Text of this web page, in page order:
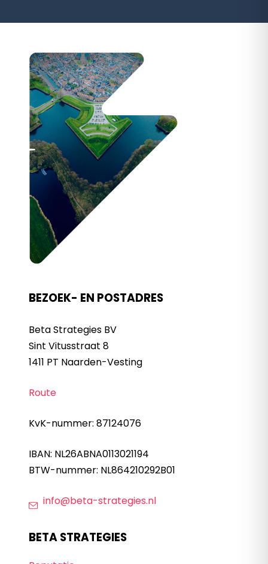
BEZOEK- EN POSTADRES
Beta Strategies BV
Sint Vitusstraat 8
1411 PT Naarden-Vesting
Route
KvK-nummer: 87124076
IBAN: NL26ABNA0113021194
BTW-nummer: NL864210292B01
info@beta-strategies.nl
BETA STRATEGIES